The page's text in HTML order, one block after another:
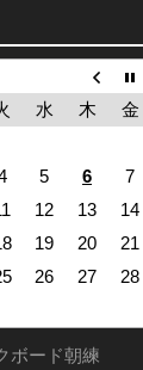
水 木 金
5 6 7
12 13 14
19 20 21
26 27 28
ボード朝練